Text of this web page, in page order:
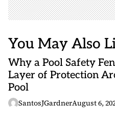
You May Also
Why a Pool Safety
Layer of Protection
Pool
SantosJGardnerAugust 6,